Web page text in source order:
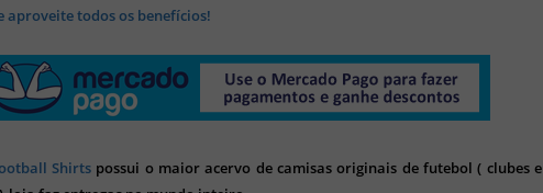
aproveite todos os benefícios!
Shirts possui o maior acervo de camisas originais de futebol ( clubes e